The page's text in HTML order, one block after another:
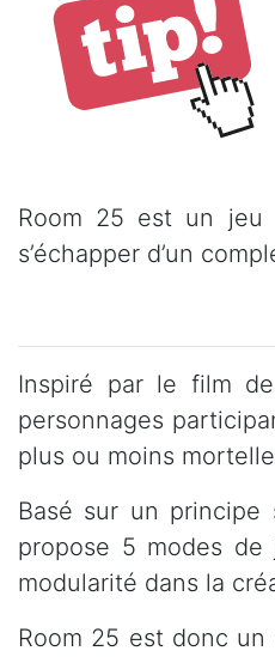
Room 25 est un jeu
s’échapper d’un
Inspiré par le film
personnages
plus ou moins
Basé sur un principe
propose 5 modes
modularité dans la
Room 25 est donc